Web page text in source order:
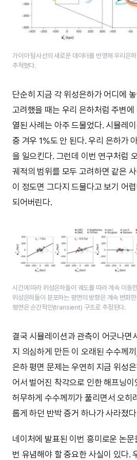
가이아 탐사선의 새로운 데이터를 반영해 우리은
추적했다.
단순히 지금 각 위성은하가 어디에
고려했을 때는 우리 은하처럼 주변
열된 사례는 아주 드물었다. 시뮬레
중 겨우 1%도 안 된다. 우리 은하가
을 일으킨다. 그런데 이번 연구처럼
궤적의 범위를 모두 고려하면 같은
이 정도면 그다지 드물다고 보기 어
되어버린다.
시간에 따라 위성은하들이 궤도를 따라 계속 이동
위성은하들이 분포하는 평면의 방향은 계속 변화
평면은 순간적인(transient) 구조로 추정된다.
결국 시뮬레이션과 관측이 어긋나면
지 의심하게 만든 이 오래된 수수께
은하 평면 문제는 우연히 지금 위성
어서 벌어진 착각으로 인한 해프닝
허무하게 수수께끼가 풀리면서 오히
롭게 하던 반박 증거 하나가 사라졌
네이처에 발표된 이번 흥미로운 논
번 유념해야 할 중요한 사실이 있다.